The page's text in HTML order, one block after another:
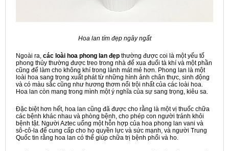
Hoa lan tím đẹp ngây ngất
Ngoài ra, các loài hoa phong lan đẹp thường được coi là một yếu tố
phong thủy thường được treo trong nhà để xua đuổi tà khí và một phần
cũng để làm cho không khí trong lành mát mẻ hơn. Phong lan là một
loài hoa sang trọng xuất phát từ những hình ảnh chân thực, sinh động
và có màu sắc cũng như hương thơm nổi trội nhất của các loài hoa.
Hoa lan còn mang trong mình một ý nghĩa của sự sang trọng, kiêu sa.
Đặc biệt hơn hết, hoa lan cũng đã được cho rằng là một vị thuốc chữa
các bệnh khác nhau và phòng bệnh, cho phép con người tránh khỏi
bệnh tật. Người Aztec uống một hỗn hợp của hoa phong lan vani và
sô-cô-la để cung cấp cho họ quyền lực và sức mạnh, và người Trung
Quốc tin rằng hoa lan có thể giúp chữa trị bệnh phổi và ho.